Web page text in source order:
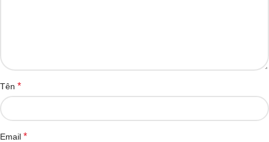
Tên *
Email *